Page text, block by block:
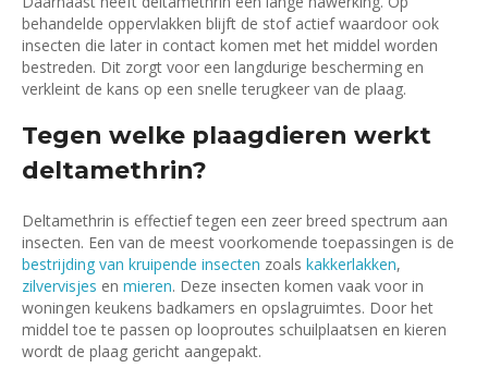
behandelde oppervlakken blijft de stof actief waardoor ook
insecten die later in contact komen met het middel worden
bestreden. Dit zorgt voor een langdurige bescherming en
verkleint de kans op een snelle terugkeer van de plaag.
Tegen welke plaagdieren werkt
deltamethrin?
Deltamethrin is effectief tegen een zeer breed spectrum aan
insecten. Een van de meest voorkomende toepassingen is de
bestrijding van kruipende insecten zoals kakkerlakken,
zilvervisjes en mieren. Deze insecten komen vaak voor in
woningen keukens badkamers en opslagruimtes. Door het
middel toe te passen op looproutes schuilplaatsen en kieren
wordt de plaag gericht aangepakt.